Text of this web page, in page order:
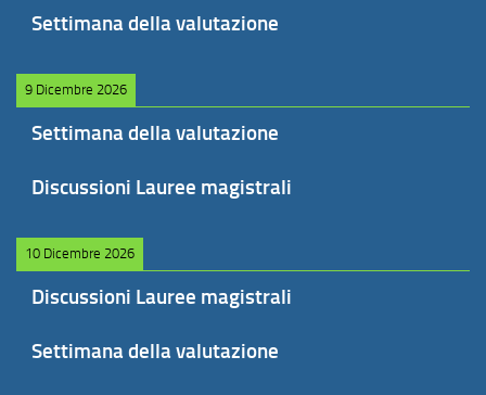
Settimana della valutazione
9 Dicembre 2026
Settimana della valutazione
Discussioni Lauree magistrali
10 Dicembre 2026
Discussioni Lauree magistrali
Settimana della valutazione